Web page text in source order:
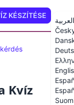
KÉSZÍTÉSE
العربية
Kvíz